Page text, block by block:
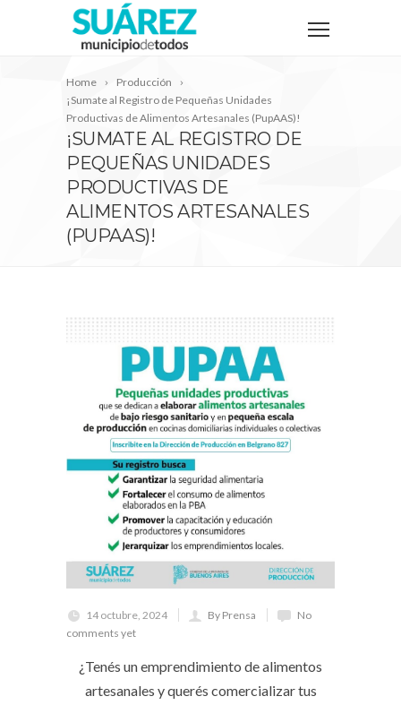
Home
Producción
¡Sumate al Registro de Pequeñas Unidades
Productivas de Alimentos Artesanales (PupAAS)!
¡SUMATE AL REGISTRO DE
PEQUEÑAS UNIDADES
PRODUCTIVAS DE
ALIMENTOS ARTESANALES
(PUPAAS)!
14 octubre, 2024 By Prensa
No
comments yet
¿Tenés un emprendimiento de alimentos
artesanales y querés comercializar tus